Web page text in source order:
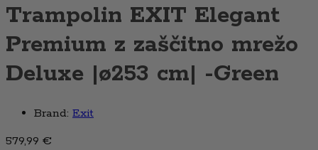
Trampolin EXIT Elegant
Premium z zaščitno mrežo
Deluxe |ø253 cm| -Green
Brand: Exit
579,99 €